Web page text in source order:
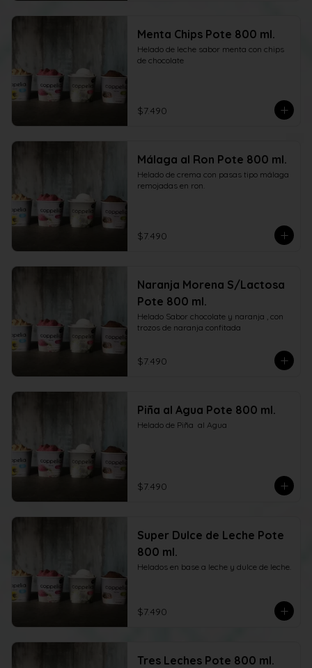
Menta Chips Pote 800 ml.
Helado de leche sabor menta con chips
de chocolate
$7.490
Málaga al Ron Pote 800 ml.
Helado de crema con pasas tipo málaga
remojadas en ron.
$7.490
Naranja Morena S/Lactosa
Pote 800 ml.
Helado Sabor chocolate y naranja , con
trozos de naranja confitada
$7.490
Piña al Agua Pote 800 ml.
Helado de Piña  al Agua
$7.490
Super Dulce de Leche Pote
800 ml.
Helados en base a leche y dulce de leche.
$7.490
Tres Leches Pote 800 ml.